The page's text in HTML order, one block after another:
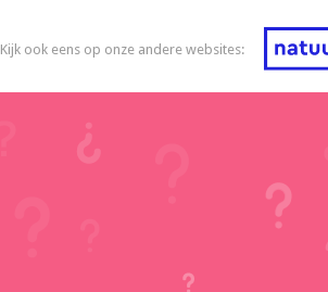
Kijk ook eens op onze andere websites: